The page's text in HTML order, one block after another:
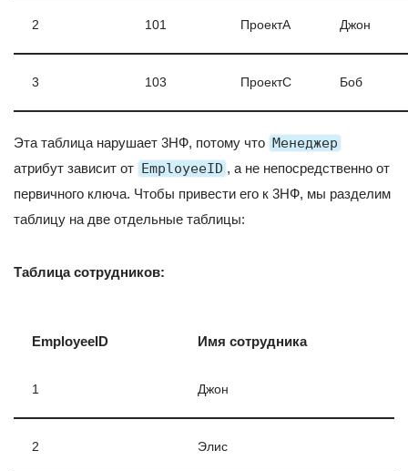
2 101 ПроектA Джон
3 103 ПроектC Боб
Эта таблица нарушает 3НФ, потому что Менеджер
атрибут зависит от EmployeeID , а не непосредственно от
первичного ключа. Чтобы привести его к 3НФ, мы разделим
таблицу на две отдельные таблицы:
Таблица сотрудников:
EmployeeID Имя сотрудника
1 Джон
2 Элис